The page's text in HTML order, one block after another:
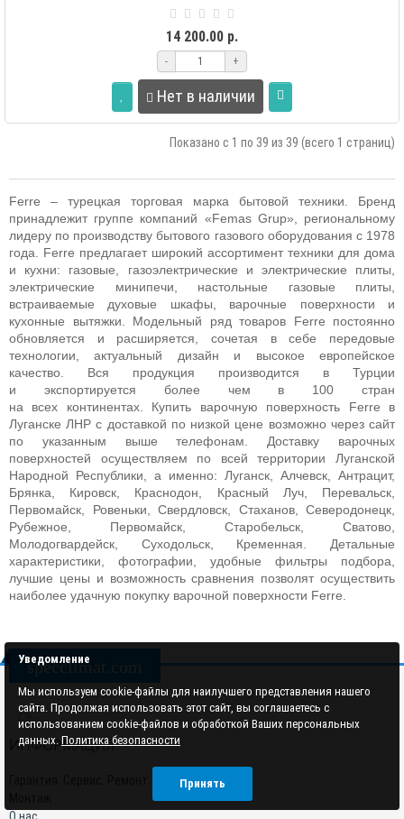
14 200.00 р.
- +
Нет в наличии
Показано с 1 по 39 из 39 (всего 1 страниц)
Ferre – турецкая торговая марка бытовой техники. Бренд
принадлежит группе компаний «Femas Grup», региональному
лидеру по производству бытового газового оборудования с 1978
года. Ferre предлагает широкий ассортимент техники для дома
и кухни: газовые, газоэлектрические и электрические плиты,
электрические минипечи, настольные газовые плиты,
встраиваемые духовые шкафы, варочные поверхности и
кухонные вытяжки. Модельный ряд товаров Ferre постоянно
обновляется и расширяется, сочетая в себе передовые
технологии, актуальный дизайн и высокое европейское
качество. Вся продукция производится в Турции
и экспортируется более чем в 100 стран
на всех континентах. Купить варочную поверхность Ferre в
Луганске ЛНР с доставкой по низкой цене возможно через сайт
по указанным выше телефонам. Доставку варочных
поверхностей осуществляем по всей территории Луганской
Народной Республики, а именно: Луганск, Алчевск, Антрацит,
Брянка, Кировск, Краснодон, Красный Луч, Перевальск,
Первомайск, Ровеньки, Свердловск, Стаханов, Северодонецк,
Рубежное, Первомайск, Старобельск, Сватово,
Молодогвардейск, Суходольск, Кременная . Детальные
характеристики, фотографии, удобные фильтры подбора,
лучшие цены и возможность сравнения позволят осуществить
наиболее удачную покупку варочной поверхности Ferre.
specclimat.com
ИНФОРМАЦИЯ
Уведомление
Мы используем cookie-файлы для наилучшего представления нашего
сайта. Продолжая использовать этот сайт, вы соглашаетесь с
использованием cookie-файлов и обработкой Ваших персональных
данных. Политика безопасности
Принять